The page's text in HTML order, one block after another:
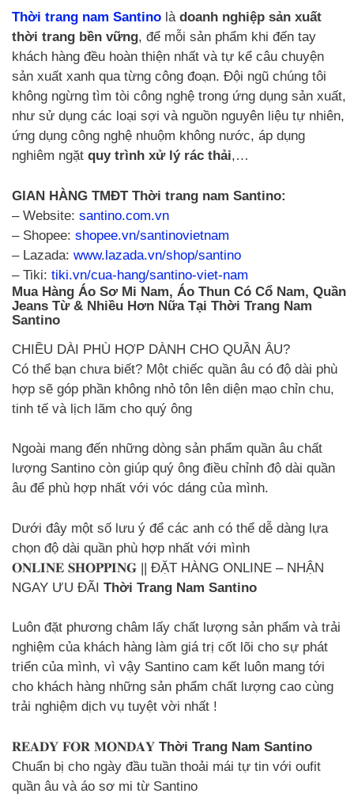
Thời trang nam Santino là doanh nghiệp sản xuất
thời trang bền vững, để mỗi sản phẩm khi đến tay
khách hàng đều hoàn thiện nhất và tự kể câu chuyện
sản xuất xanh qua từng công đoạn. Đội ngũ chúng tôi
không ngừng tìm tòi công nghệ trong ứng dụng sản xuất,
như sử dụng các loại sợi và nguồn nguyên liệu tự nhiên,
ứng dụng công nghệ nhuộm không nước, áp dụng
nghiêm ngặt quy trình xử lý rác thải,…
GIAN HÀNG TMĐT Thời trang nam Santino:
– Website: santino.com.vn
– Shopee: shopee.vn/santinovietnam
– Lazada: www.lazada.vn/shop/santino
– Tiki: tiki.vn/cua-hang/santino-viet-nam
Mua Hàng Áo Sơ Mi Nam, Áo Thun Có Cổ Nam, Quần
Jeans Từ & Nhiều Hơn Nữa Tại Thời Trang Nam
Santino
CHIỀU DÀI PHÙ HỢP DÀNH CHO QUẦN ÂU?
Có thể bạn chưa biết? Một chiếc quần âu có độ dài phù
hợp sẽ góp phần không nhỏ tôn lên diện mạo chỉn chu,
tinh tế và lịch lãm cho quý ông
Ngoài mang đến những dòng sản phẩm quần âu chất
lượng Santino còn giúp quý ông điều chỉnh độ dài quần
âu để phù hợp nhất với vóc dáng của mình.
Dưới đây một số lưu ý để các anh có thể dễ dàng lựa
chọn độ dài quần phù hợp nhất với mình
𝐎𝐍𝐋𝐈𝐍𝐄 𝐒𝐇𝐎𝐏𝐏𝐈𝐍𝐆 || ĐẶT HÀNG ONLINE – NHẬN
NGAY ƯU ĐÃI Thời Trang Nam Santino
Luôn đặt phương châm lấy chất lượng sản phẩm và trải
nghiệm của khách hàng làm giá trị cốt lõi cho sự phát
triển của mình, vì vậy Santino cam kết luôn mang tới
cho khách hàng những sản phẩm chất lượng cao cùng
trải nghiệm dịch vụ tuyệt vời nhất !
𝐑𝐄𝐀𝐃𝐘 𝐅𝐎𝐑 𝐌𝐎𝐍𝐃𝐀𝐘 Thời Trang Nam Santino
Chuẩn bị cho ngày đầu tuần thoải mái tự tin với oufit
quần âu và áo sơ mi từ Santino